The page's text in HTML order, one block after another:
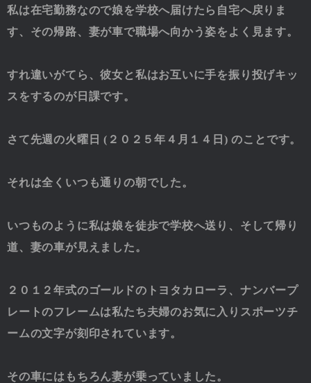
私は在宅勤務なので娘を学校へ届けたら自宅へ戻りま
す、その帰路、妻が車で職場へ向かう姿をよく見ます。
すれ違いがてら、彼女と私はお互いに手を振り投げキッ
スをするのが日課です。
さて先週の火曜日 (２０２５年４月１４日) のことです。
それは全くいつも通りの朝でした。
いつものように私は娘を徒歩で学校へ送り、そして帰り
道、妻の車が見えました。
２０１２年式のゴールドのトヨタカローラ、ナンバープ
レートのフレームは私たち夫婦のお気に入りスポーツチ
ームの文字が刻印されています。
その車にはもちろん妻が乗っていました。